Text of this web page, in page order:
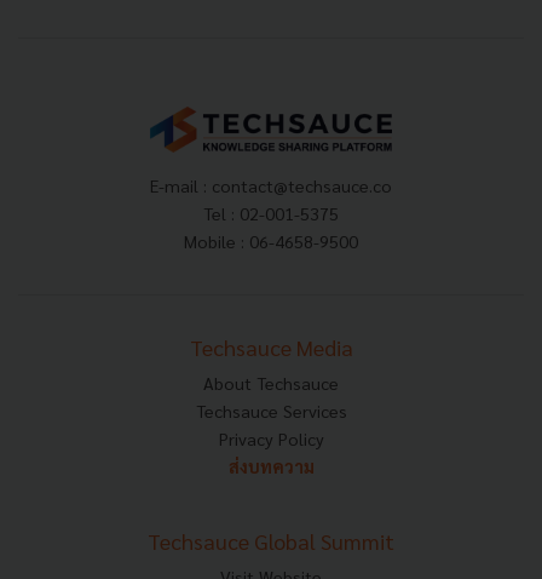
E-mail : contact@techsauce.co
Tel : 02-001-5375
Mobile : 06-4658-9500
Techsauce Media
About Techsauce
Techsauce Services
Privacy Policy
ส่งบทความ
Techsauce Global Summit